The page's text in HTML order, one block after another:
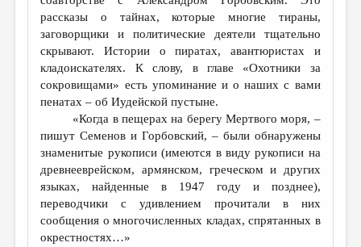
рассказы о тайнах, которые многие тираны,
заговорщики и политические деятели тщательно
скрывают. Истории о пиратах, авантюристах и
кладоискателях. К слову, в главе «Охотники за
сокровищами» есть упоминание и о наших с вами
пенатах – об Иудейской пустыне.
«Когда в пещерах на берегу Мертвого моря, –
пишут Семенов и Горбовский, – были обнаружены
знаменитые рукописи (имеются в виду рукописи на
древнееврейском, армянском, греческом и других
языках, найденные в 1947 году и позднее),
переводчики с удивлением прочитали в них
сообщения о многочисленных кладах, спрятанных в
окрестностях…»